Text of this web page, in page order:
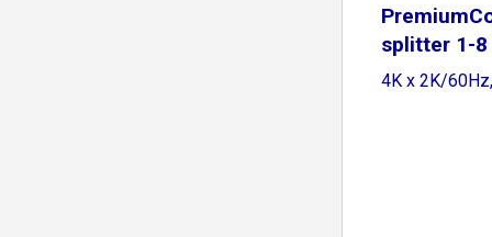
splitter 1-
4K x 2K/